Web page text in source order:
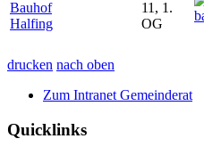
Bauhof
Halfing
11, 1.
OG
drucken nach oben
Zum Intranet Gemeinderat
Quicklinks